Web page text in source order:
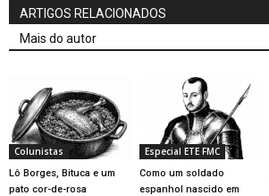
ARTIGOS RELACIONADOS
Mais do autor
Colunistas
Lô Borges, Bituca e um
pato cor-de-rosa
Especial ETE FMC
Como um soldado
espanhol nascido em